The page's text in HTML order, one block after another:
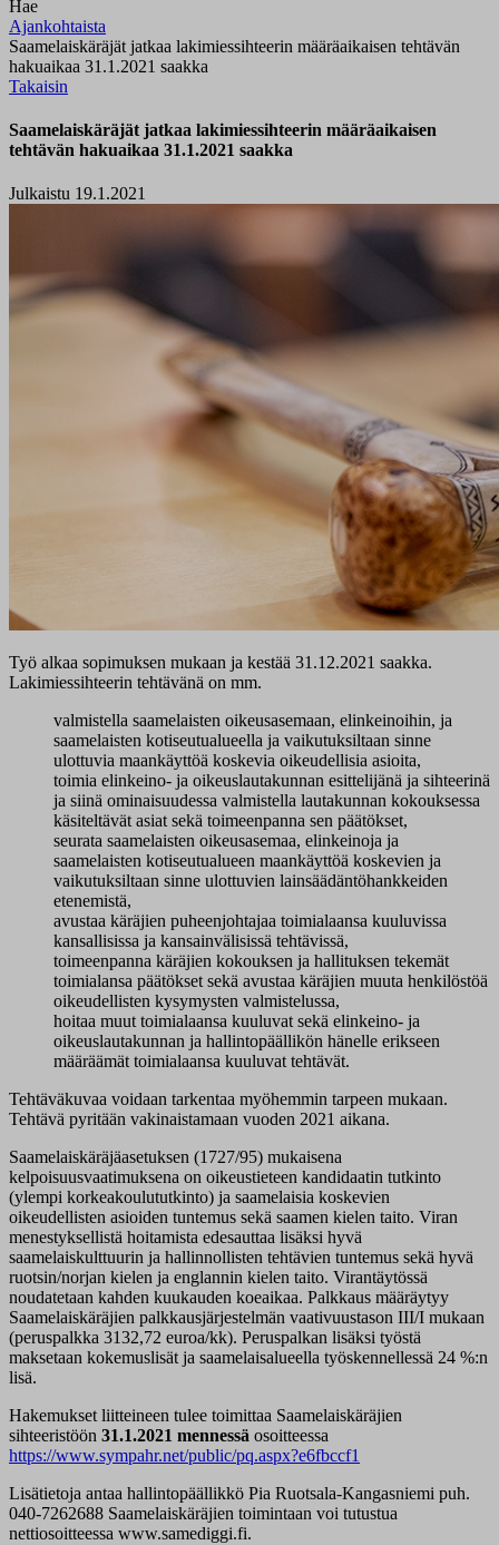
Hae
Ajankohtaista
Saamelaiskäräjät jatkaa lakimiessihteerin määräaikaisen tehtävän
hakuaikaa 31.1.2021 saakka
Takaisin
Saamelaiskäräjät jatkaa lakimiessihteerin määräaikaisen
tehtävän hakuaikaa 31.1.2021 saakka
Julkaistu 19.1.2021
Työ alkaa sopimuksen mukaan ja kestää 31.12.2021 saakka.
Lakimiessihteerin tehtävänä on mm.
valmistella saamelaisten oikeusasemaan, elinkeinoihin, ja
saamelaisten kotiseutualueella ja vaikutuksiltaan sinne
ulottuvia maankäyttöä koskevia oikeudellisia asioita,
toimia elinkeino- ja oikeuslautakunnan esittelijänä ja sihteerinä
ja siinä ominaisuudessa valmistella lautakunnan kokouksessa
käsiteltävät asiat sekä toimeenpanna sen päätökset,
seurata saamelaisten oikeusasemaa, elinkeinoja ja
saamelaisten kotiseutualueen maankäyttöä koskevien ja
vaikutuksiltaan sinne ulottuvien lainsäädäntöhankkeiden
etenemistä,
avustaa käräjien puheenjohtajaa toimialaansa kuuluvissa
kansallisissa ja kansainvälisissä tehtävissä,
toimeenpanna käräjien kokouksen ja hallituksen tekemät
toimialansa päätökset sekä avustaa käräjien muuta henkilöstöä
oikeudellisten kysymysten valmistelussa,
hoitaa muut toimialaansa kuuluvat sekä elinkeino- ja
oikeuslautakunnan ja hallintopäällikön hänelle erikseen
määräämät toimialaansa kuuluvat tehtävät.
Tehtäväkuvaa voidaan tarkentaa myöhemmin tarpeen mukaan.
Tehtävä pyritään vakinaistamaan vuoden 2021 aikana.
Saamelaiskäräjäasetuksen (1727/95) mukaisena
kelpoisuusvaatimuksena on oikeustieteen kandidaatin tutkinto
(ylempi korkeakoulututkinto) ja saamelaisia koskevien
oikeudellisten asioiden tuntemus sekä saamen kielen taito. Viran
menestyksellistä hoitamista edesauttaa lisäksi hyvä
saamelaiskulttuurin ja hallinnollisten tehtävien tuntemus sekä hyvä
ruotsin/norjan kielen ja englannin kielen taito. Virantäytössä
noudatetaan kahden kuukauden koeaikaa. Palkkaus määräytyy
Saamelaiskäräjien palkkausjärjestelmän vaativuustason III/I mukaan
(peruspalkka 3132,72 euroa/kk). Peruspalkan lisäksi työstä
maksetaan kokemuslisät ja saamelaisalueella työskennellessä 24 %:n
lisä.
Hakemukset liitteineen tulee toimittaa Saamelaiskäräjien
sihteeristöön 31.1.2021 mennessä osoitteessa
https://www.sympahr.net/public/pq.aspx?e6fbccf1
Lisätietoja antaa hallintopäällikkö Pia Ruotsala-Kangasniemi puh.
040-7262688 Saamelaiskäräjien toimintaan voi tutustua
nettiosoitteessa www.samediggi.fi.